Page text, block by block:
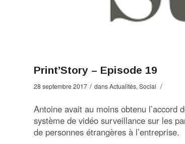
Print’Story – Episode 19
28 septembre 2017 / dansActualités, Social /
Antoine avait au moins obtenu
système de vidéo surveillance sur les
de personnes étrangères à l’entreprise.